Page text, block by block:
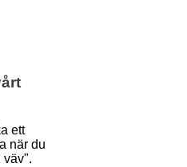
ett
när du
väv".